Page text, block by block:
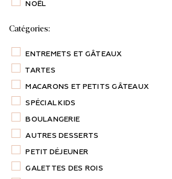
NOËL
Catégories:
ENTREMETS ET GÂTEAUX
TARTES
MACARONS ET PETITS GÂTEAUX
SPÉCIAL KIDS
BOULANGERIE
AUTRES DESSERTS
PETIT DÉJEUNER
GALETTES DES ROIS